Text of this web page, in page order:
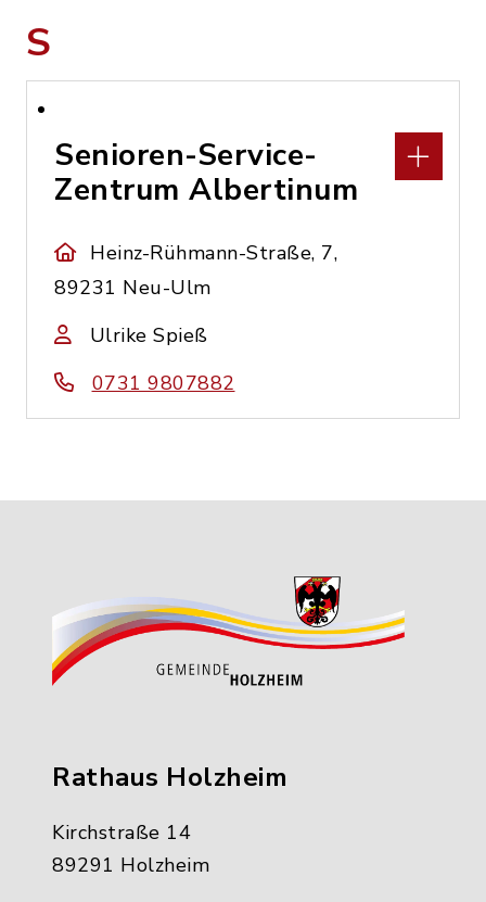
S
Senioren-Service-
Zentrum Albertinum
Heinz-Rühmann-Straße, 7,
89231 Neu-Ulm
Ulrike Spieß
0731 9807882
Rathaus Holzheim
Kirchstraße 14
89291 Holzheim